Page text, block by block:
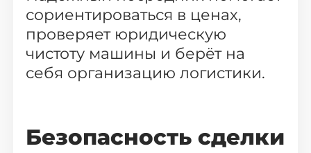
сориентироваться в ценах,
проверяет юридическую
чистоту машины и берёт на
себя организацию логистики.
Безопасность сделки